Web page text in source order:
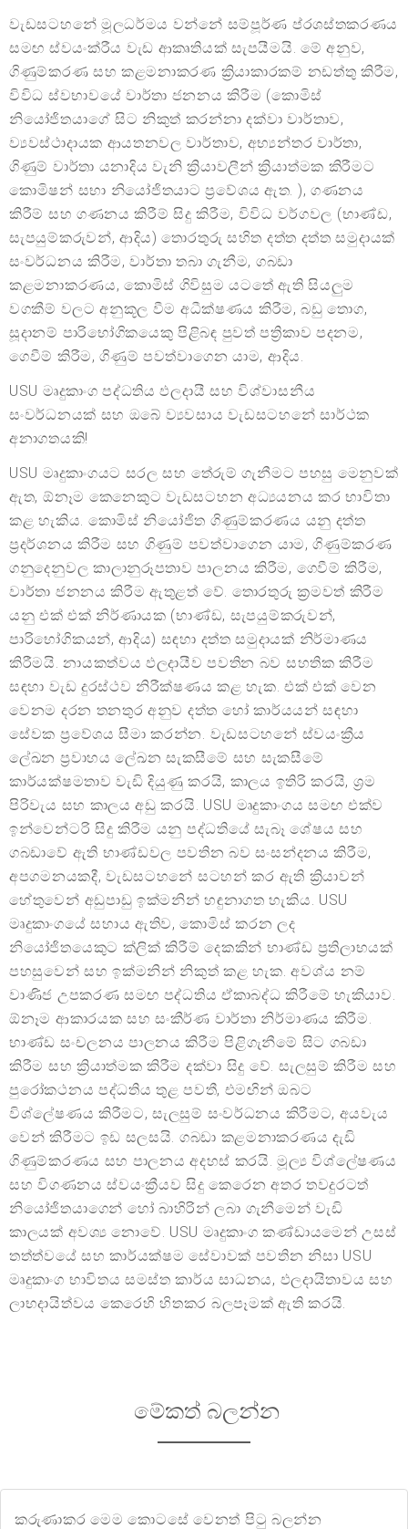
වැඩසටහනේ මූලධර්මය වන්නේ සම්පූර්ණ ප්රශස්තකරණය
සමඟ ස්වයංක්රීය වැඩ ආකෘතියක් සැපයීමයි. මේ අනුව,
ගිණුම්කරණ සහ කළමනාකරණ ක්‍රියාකාරකම් නඩත්තු කිරීම,
විවිධ ස්වභාවයේ වාර්තා ජනනය කිරීම (කොමිස්
නියෝජිතයාගේ සිට නිකුත් කරන්නා දක්වා වාර්තාව,
ව්‍යවස්ථාදායක ආයතනවල වාර්තාව, අභ්‍යන්තර වාර්තා,
ගිණුම් වාර්තා යනාදිය වැනි ක්‍රියාවලීන් ක්‍රියාත්මක කිරීමට
කොමිෂන් සභා නියෝජිතයාට ප්‍රවේශය ඇත. ), ගණනය
කිරීම් සහ ගණනය කිරීම් සිදු කිරීම, විවිධ වර්ගවල (භාණ්ඩ,
සැපයුම්කරුවන්, ආදිය) තොරතුරු සහිත දත්ත දත්ත සමුදායක්
සංවර්ධනය කිරීම, වාර්තා තබා ගැනීම, ගබඩා
කළමනාකරණය, කොමිස් ගිවිසුම යටතේ ඇති සියලුම
වගකීම් වලට අනුකූල වීම අධීක්ෂණය කිරීම, බඩු තොග,
සූදානම් පාරිභෝගිකයෙකු පිළිබඳ පුවත් පත්‍රිකාව පදනම,
ගෙවීම් කිරීම, ගිණුම් පවත්වාගෙන යාම, ආදිය.
USU මෘදුකාංග පද්ධතිය ඵලදායී සහ විශ්වාසනීය
සංවර්ධනයක් සහ ඔබේ ව්‍යවසාය වැඩසටහනේ සාර්ථක
අනාගතයකි!
USU මෘදුකාංගයට සරල සහ තේරුම් ගැනීමට පහසු මෙනුවක්
ඇත, ඕනෑම කෙනෙකුට වැඩසටහන අධ්‍යයනය කර භාවිතා
කළ හැකිය. කොමිස් නියෝජිත ගිණුම්කරණය යනු දත්ත
ප්‍රදර්ශනය කිරීම සහ ගිණුම් පවත්වාගෙන යාම, ගිණුම්කරණ
ගනුදෙනුවල කාලානුරූපතාව පාලනය කිරීම, ගෙවීම් කිරීම,
වාර්තා ජනනය කිරීම ඇතුළත් වේ. තොරතුරු ක්‍රමවත් කිරීම
යනු එක් එක් නිර්ණායක (භාණ්ඩ, සැපයුම්කරුවන්,
පාරිභෝගිකයන්, ආදිය) සඳහා දත්ත සමුදායක් නිර්මාණය
කිරීමයි. නායකත්වය ඵලදායීව පවතින බව සහතික කිරීම
සඳහා වැඩ දුරස්ථව නිරීක්ෂණය කළ හැක. එක් එක් වෙන
වෙනම දරන තනතුර අනුව දත්ත හෝ කාර්යයන් සඳහා
සේවක ප්‍රවේශය සීමා කරන්න. වැඩසටහනේ ස්වයංක්‍රීය
ලේඛන ප්‍රවාහය ලේඛන සැකසීමේ සහ සැකසීමේ
කාර්යක්ෂමතාව වැඩි දියුණු කරයි, කාලය ඉතිරි කරයි, ශ්‍රම
පිරිවැය සහ කාලය අඩු කරයි. USU මෘදුකාංගය සමඟ එක්ව
ඉන්වෙන්ටරි සිදු කිරීම යනු පද්ධතියේ සැබෑ ශේෂය සහ
ගබඩාවේ ඇති භාණ්ඩවල පවතින බව සංසන්දනය කිරීම,
අපගමනයකදී, වැඩසටහනේ සටහන් කර ඇති ක්‍රියාවන්
හේතුවෙන් අඩුපාඩු ඉක්මනින් හඳුනාගත හැකිය. USU
මෘදුකාංගයේ සහාය ඇතිව, කොමිස් කරන ලද
නියෝජිතයෙකුට ක්ලික් කිරීම් දෙකකින් භාණ්ඩ ප්‍රතිලාභයක්
පහසුවෙන් සහ ඉක්මනින් නිකුත් කළ හැක. අවශ්ය නම්
වාණිජ උපකරණ සමඟ පද්ධතිය ඒකාබද්ධ කිරීමේ හැකියාව.
ඕනෑම ආකාරයක සහ සංකීර්ණ වාර්තා නිර්මාණය කිරීම.
භාණ්ඩ සංචලනය පාලනය කිරීම පිළිගැනීමේ සිට ගබඩා
කිරීම සහ ක්‍රියාත්මක කිරීම දක්වා සිදු වේ. සැලසුම් කිරීම සහ
පුරෝකථනය පද්ධතිය තුළ පවතී, එමඟින් ඔබට
විශ්ලේෂණය කිරීමට, සැලසුම් සංවර්ධනය කිරීමට, අයවැය
වෙන් කිරීමට ඉඩ සලසයි. ගබඩා කළමනාකරණය දැඩි
ගිණුම්කරණය සහ පාලනය අදහස් කරයි. මූල්‍ය විශ්ලේෂණය
සහ විගණනය ස්වයංක්‍රීයව සිදු කෙරෙන අතර තවදුරටත්
නියෝජිතයාගෙන් හෝ බාහිරින් ලබා ගැනීමෙන් වැඩි
කාලයක් අවශ්‍ය නොවේ. USU මෘදුකාංග කණ්ඩායමෙන් උසස්
තත්ත්වයේ සහ කාර්යක්ෂම සේවාවක් පවතින නිසා USU
මෘදුකාංග භාවිතය සමස්ත කාර්ය සාධනය, ඵලදායිතාවය සහ
ලාභදායිත්වය කෙරෙහි හිතකර බලපෑමක් ඇති කරයි.
මේකත් බලන්න
කරුණාකර මෙම කොටසේ වෙනත් පිටු බලන්න